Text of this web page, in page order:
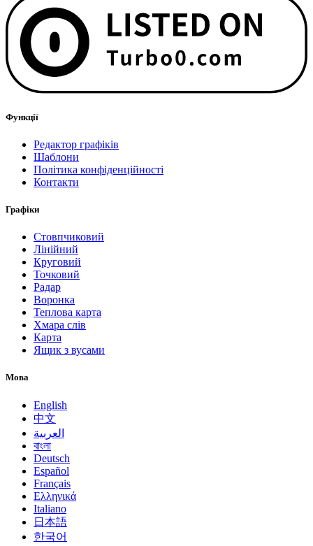
Функції
Редактор графіків
Шаблони
Політика конфіденційності
Контакти
Графіки
Стовпчиковий
Лінійний
Круговий
Точковий
Радар
Воронка
Теплова карта
Хмара слів
Карта
Ящик з вусами
Мова
English
中文
العربية
বাংলা
Deutsch
Español
Français
Ελληνικά
Italiano
日本語
한국어